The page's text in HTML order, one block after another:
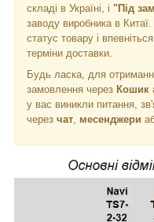
складі в Україні, і "Під
заводу виробника в
статус товару і
терміни доставки.
Будь ласка, для
замовлення через Кошик
у вас виникли питання,
через чат месенджери